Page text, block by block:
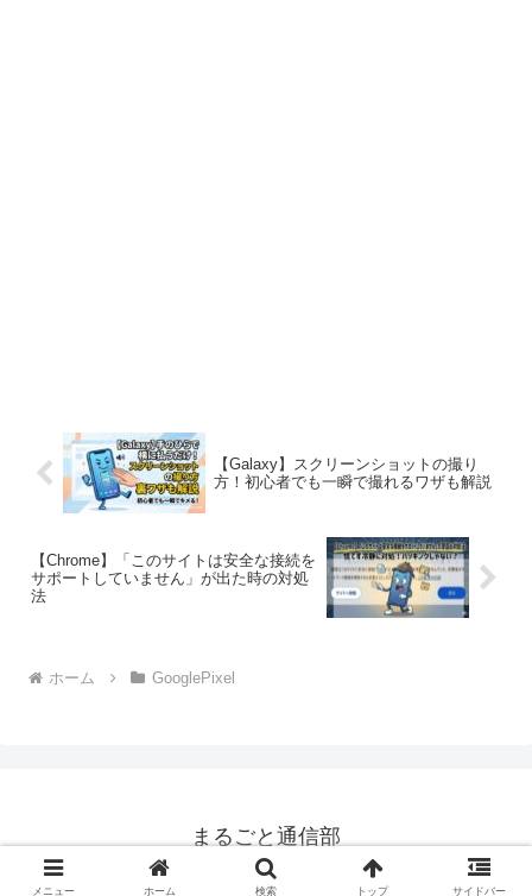
【Galaxy】スクリーンショットの撮り
方！初心者でも一瞬で撮れるワザも解説
【Chrome】「このサイトは安全な接続を
サポートしていません」が出た時の対処
法
ホーム GooglePixel
まるごと通信部
© 2015 まるごと通信部.
メニュー ホーム 検索 トップ サイドバー